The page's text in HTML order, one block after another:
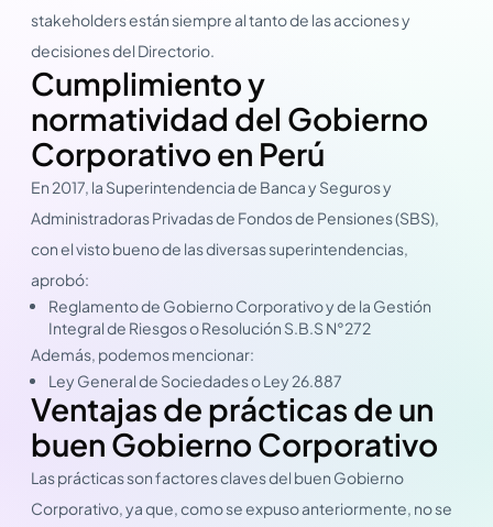
stakeholders están siempre al tanto de las acciones y
decisiones del Directorio.
Cumplimiento y
normatividad del Gobierno
Corporativo en Perú
En 2017, la Superintendencia de Banca y Seguros y
Administradoras Privadas de Fondos de Pensiones (SBS),
con el visto bueno de las diversas superintendencias,
aprobó:
Reglamento de Gobierno Corporativo y de la Gestión
Integral de Riesgos o Resolución S.B.S N°272
Además, podemos mencionar:
Ley General de Sociedades o Ley 26.887
Ventajas de prácticas de un
buen Gobierno Corporativo
Las prácticas son factores claves del buen Gobierno
Corporativo, ya que, como se expuso anteriormente, no se